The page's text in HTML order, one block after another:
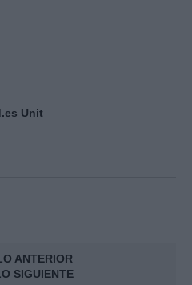
Unit
ANTERIOR
SIGUIENTE